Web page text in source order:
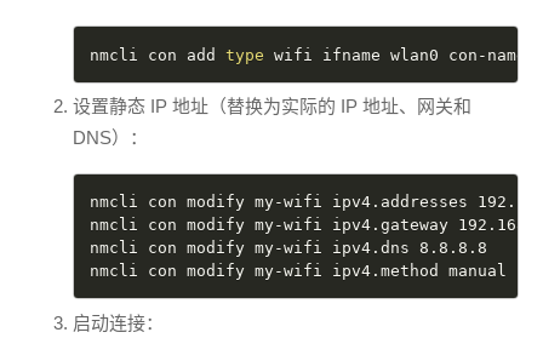
nmcli con add type wifi ifname wlan0 con-name
设置静态 IP 地址（替换为实际的 IP 地址、网关和
DNS）：
nmcli con modify my-wifi ipv4.addresses
nmcli con modify my-wifi ipv4.gateway
nmcli con modify my-wifi ipv4.dns 8.8.8.8
nmcli con modify my-wifi ipv4.method manual
启动连接：